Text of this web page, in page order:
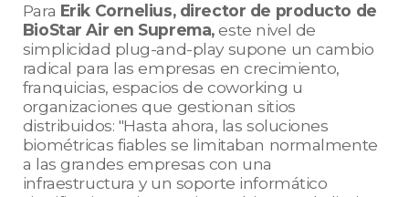
Para Erik Cornelius, director de producto de
BioStar Air en Suprema,este nivel de
simplicidad plug-and-play supone un cambio
radical para las empresas en crecimiento,
franquicias, espacios de coworking u
organizaciones que gestionan sitios
distribuidos: "Hasta ahora, las soluciones
biométricas fiables se limitaban normalmente
a las grandes empresas con una
infraestructura y un soporte informático